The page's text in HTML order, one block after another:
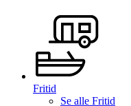
Fritid
Se alle Fritid